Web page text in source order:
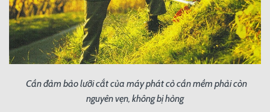
Cần đảm bảo lưỡi cắt của máy phát cỏ cần mềm phải còn
nguyên vẹn, không bị hỏng